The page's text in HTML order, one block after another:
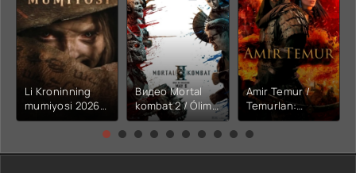
Li Kroninning
mumiyosi 2026
(uzbek tilida
kino) tarjima HD
Видео Mortal
kombat 2 / Ólim
jangi 2 (2026)
Uzbek tilida
Amir Temur /
Temurlan:
Fathchining
yuksalishi